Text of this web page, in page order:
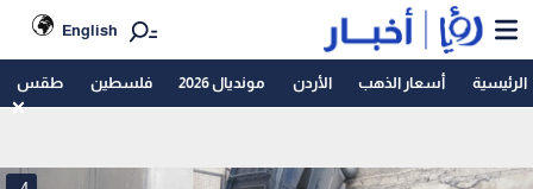
English
الرئيسية أسعار الذهب الأردن مونديال 2026 فلسطين طقس